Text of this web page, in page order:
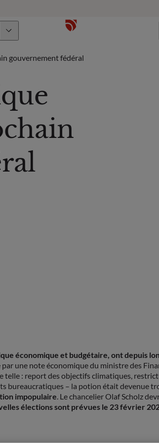
gouvernement fédéral
économique et budgétaire, ont depuis
une note économique du ministre des
: report des objectifs climatiques,
bureaucratiques – la potion était devenue
impopulaire. Le chancelier Olaf Scholz
élections sont prévues le 23 février